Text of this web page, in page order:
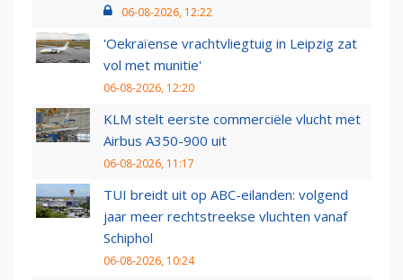
06-08-2026, 12:22
'Oekraïense vrachtvliegtuig in Leipzig zat
vol met munitie'
06-08-2026, 12:20
KLM stelt eerste commerciële vlucht met
Airbus A350-900 uit
06-08-2026, 11:17
TUI breidt uit op ABC-eilanden: volgend
jaar meer rechtstreekse vluchten vanaf
Schiphol
06-08-2026, 10:24